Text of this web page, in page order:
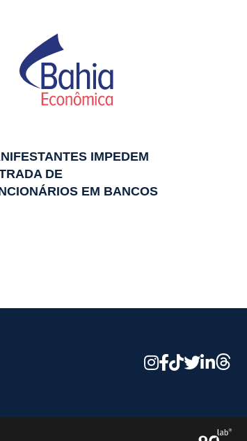
IMPEDEM
DE
EM BANCOS